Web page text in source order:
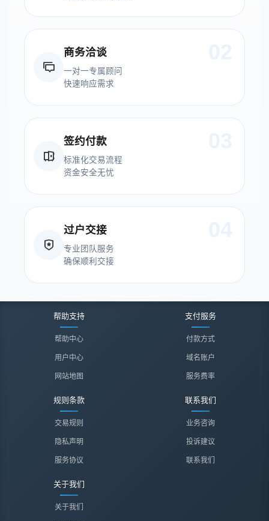
商务洽谈
一对一专属顾问
快速响应需求
签约付款
标准化交易流程
资金安全无忧
过户交接
专业团队服务
确保顺利交接
帮助支持
帮助中心
用户中心
网站地图
支付服务
付款方式
域名账户
服务费率
规则条款
交易规则
隐私声明
服务协议
联系我们
业务咨询
投诉建议
联系我们
关于我们
关于我们